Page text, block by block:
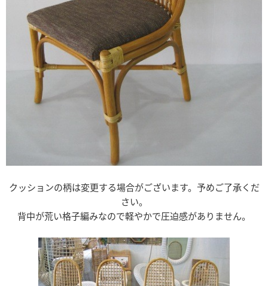
クッションの柄は変更する場合がございます。予めご了承くだ
さい。
背中が荒い格子編みなので軽やかで圧迫感がありません。